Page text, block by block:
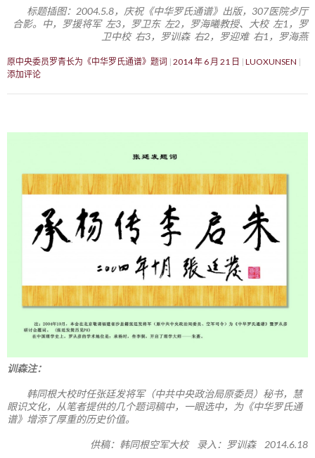
标题插图：2004.5.8，庆祝《中华罗氏通谱》出版，307医院歺厅
合影。中，罗援将军 左3，罗卫东 左2，罗海曦教授、大校 左1，罗
卫中校 右3，罗训森 右2，罗迎难 右1，罗海燕
原中央委员罗青长为《中华罗氏通谱》题词 2014 年 6 月 21 日
LUOXUNSEN
添加评论
训森注：
韩同根大校时任张廷发将军（中共中央政治局原委员）秘书，慧
眼识文化，从笔者提供的几个题词稿中，一眼选中，为《中华罗氏通
谱》增添了厚重的历史价值。
供稿：韩同根空军大校 录入：罗训森 2014.6.18